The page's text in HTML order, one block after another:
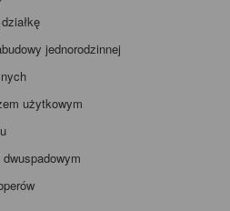
jednorodzinnej
użytkowym